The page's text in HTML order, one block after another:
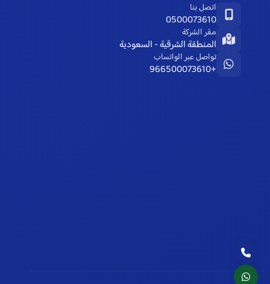
اتصل بنا
0500073610
مقر الشركة
المنطقة الشرقية - السعودية
تواصل عبر الواتساب
+966500073610